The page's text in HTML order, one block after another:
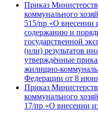
Приказ
коммунального
515/пр «О внесении
содержанию и
государственной
(или) результатов
утверждённые
жилищно-
Федерации от 8
Приказ
коммунального
17/пр «О внесении